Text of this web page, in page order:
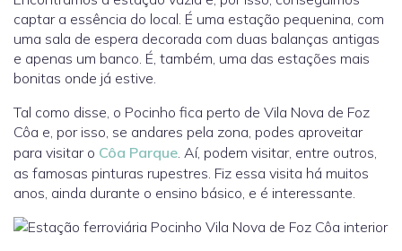
captar a essência do local. É uma estação pequenina, com
uma sala de espera decorada com duas balanças antigas
e apenas um banco. É, também, uma das estações mais
bonitas onde já estive.
Tal como disse, o Pocinho fica perto de Vila Nova de Foz
Côa e, por isso, se andares pela zona, podes aproveitar
para visitar o Côa Parque. Aí, podem visitar, entre outros,
as famosas pinturas rupestres. Fiz essa visita há muitos
anos, ainda durante o ensino básico, e é interessante.